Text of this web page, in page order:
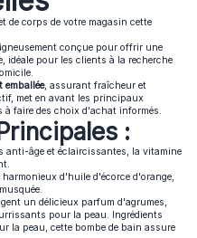
de corps de votre magasin cette
conçue pour offrir une
idéale pour les clients à la recherche
emballée, assurant fraîcheur et
met en avant les principaux
faire des choix d'achat informés.
:
anti-âge et éclaircissantes, la vitamine
harmonieux d'huile d'écorce d'orange,
un délicieux parfum d'agrumes,
pour la peau. Ingrédients
la peau, cette bombe de bain assure